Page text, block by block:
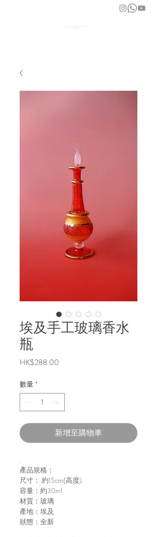
埃及手工玻璃香水
瓶
HK$288.00
數量 *
新增至購物車
.
產品規格：
尺寸： 約15cm(高度)
容量：約30ml
材質：玻璃
產地：埃及
狀態：全新